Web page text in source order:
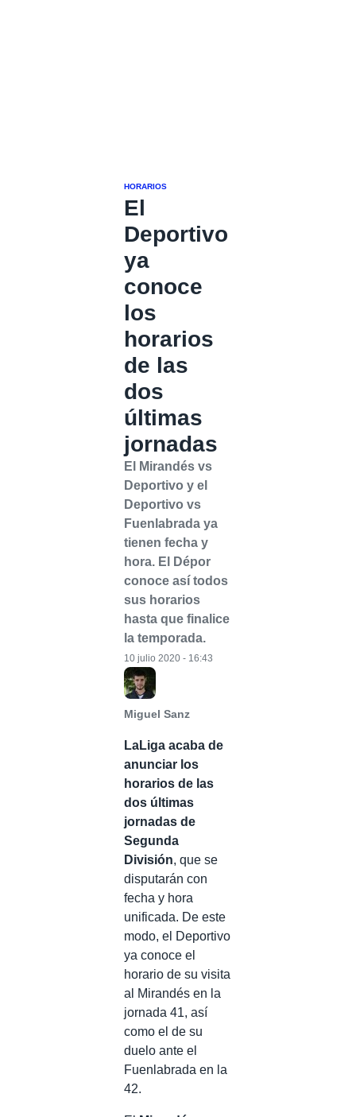
HORARIOS
El
Deportivo
ya
conoce
los
horarios
de las
dos
últimas
jornadas
El Mirandés vs
Deportivo y el
Deportivo vs
Fuenlabrada ya
tienen fecha y
hora. El Dépor
conoce así todos
sus horarios
hasta que finalice
la temporada.
Miguel Sanz
10 julio 2020 - 16:43
LaLiga acaba de
anunciar los
horarios de las
dos últimas
jornadas de
Segunda
División, que se
disputarán con
fecha y hora
unificada. De este
modo, el Deportivo
ya conoce el
horario de su visita
al Mirandés en la
jornada 41, así
como el de su
duelo ante el
Fuenlabrada en la
42.